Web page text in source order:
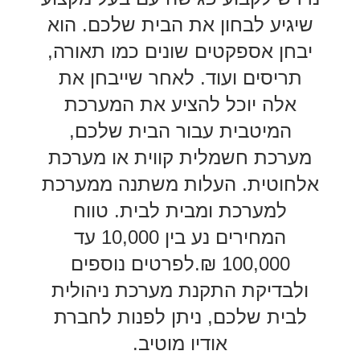
שיגיע לבחון את הבית שלכם. הוא
יבחן אספקטים שונים כמו תאורה,
תריסים ועוד. לאחר שייבחן את
אלה יוכל להציע את המערכת
המיטבית עבור הבית שלכם,
מערכת חשמלית קווית או מערכת
אלחוטית. העלות משתנה ממערכת
למערכת ומבית לבית. טווח
המחירים נע בין 10,000 עד
100,000 ₪.לפרטים נוספים
ולבדיקת התקנת מערכת ניהולית
לבית שלכם, ניתן לפנות לחברת
אודיו מוטיב.